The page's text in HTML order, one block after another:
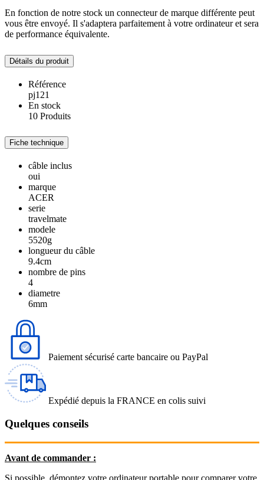
En fonction de notre stock un connecteur de marque différente peut
vous être envoyé. Il s'adaptera parfaitement à votre ordinateur et sera
de performance équivalente.
Détails du produit
Référence
pj121
En stock
10 Produits
Fiche technique
câble inclus
oui
marque
ACER
serie
travelmate
modele
5520g
longueur du câble
9.4cm
nombre de pins
4
diametre
6mm
Paiement sécurisé carte bancaire ou PayPal
Expédié depuis la FRANCE en colis suivi
Quelques conseils
Avant de commander :
Si possible, démontez votre ordinateur portable pour comparer votre